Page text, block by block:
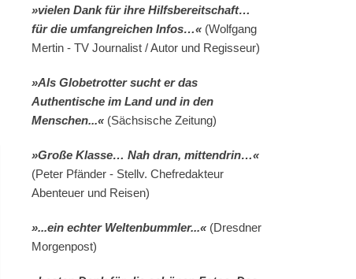
»vielen Dank für ihre Hilfsbereitschaft…
für die umfangreichen Infos…« (Wolfgang
Mertin - TV Journalist / Autor und Regisseur)
»Als Globetrotter sucht er das
Authentische im Land und in den
Menschen...« (Sächsische Zeitung)
»Große Klasse… Nah dran, mittendrin…«
(Peter Pfänder - Stellv. Chefredakteur
Abenteuer und Reisen)
»...ein echter Weltenbummler...« (Dresdner
Morgenpost)